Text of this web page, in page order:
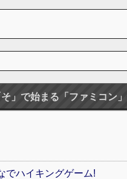
」で始まる「ファミコン
でハイキングゲーム!